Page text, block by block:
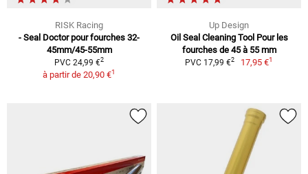
RISK Racing
- Seal Doctor pour fourches 32-
45mm/45-55mm
PVC 24,99 €2
à partir de 20,90 €1
Up Design
Oil Seal Cleaning Tool Pour les
fourches de 45 à 55 mm
PVC 17,99 €2 17,95 €1